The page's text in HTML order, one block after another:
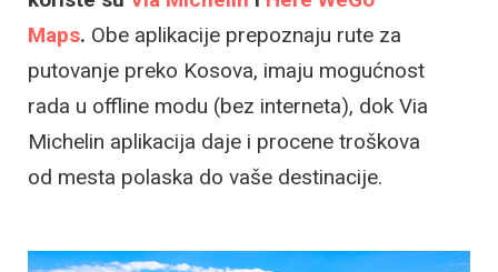
Maps. Obe aplikacije prepoznaju rute za
putovanje preko Kosova, imaju mogućnost
rada u offline modu (bez interneta), dok Via
Michelin aplikacija daje i procene troškova
od mesta polaska do vaše destinacije.